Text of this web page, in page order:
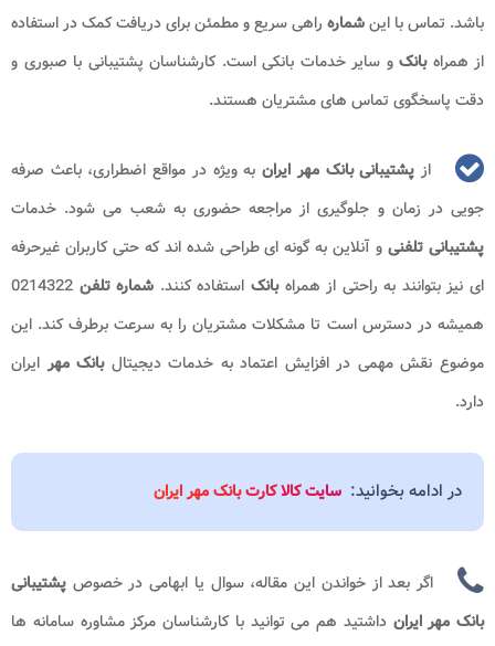
باشد. تماس با اینشماره راهی سریع و مطمئن برای دریافت کمک در استفاده
از همراهبانکو سایر خدمات بانکی است. کارشناسان پشتیبانی با صبوری و
دقت پاسخگوی تماس های مشتریان هستند.
ازپشتیبانی بانک مهر ایران به ویژه در مواقع اضطراری، باعث صرفه
جویی در زمان و جلوگیری از مراجعه حضوری به شعب می شود. خدمات
پشتیبانی تلفنی و آنلاین به گونه ای طراحی شده اند که حتی کاربران غیرحرفه
ای نیز بتوانند به راحتی از همراهبانک استفاده کنند. شماره تلفن 0214322
همیشه در دسترس است تا مشکلات مشتریان را به سرعت برطرف کند. این
موضوع نقش مهمی در افزایش اعتماد به خدمات دیجیتالبانک مهرایران
دارد.
در ادامه بخوانید: سایت کالا کارت بانک مهر ایران
اگر بعد از خواندن این مقاله، سوال یا ابهامی در خصوص پشتیبانی
بانک مهر ایرانداشتید هم می توانید با کارشناسان مرکز مشاوره سامانه ها